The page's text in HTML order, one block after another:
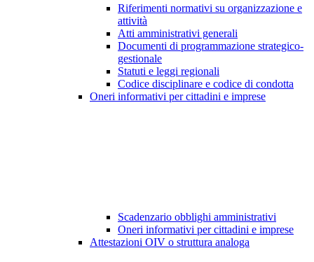
Riferimenti normativi su organizzazione e
attività
Atti amministrativi generali
Documenti di programmazione strategico-
gestionale
Statuti e leggi regionali
Codice disciplinare e codice di condotta
Oneri informativi per cittadini e imprese
Scadenzario obblighi amministrativi
Oneri informativi per cittadini e imprese
Attestazioni OIV o struttura analoga